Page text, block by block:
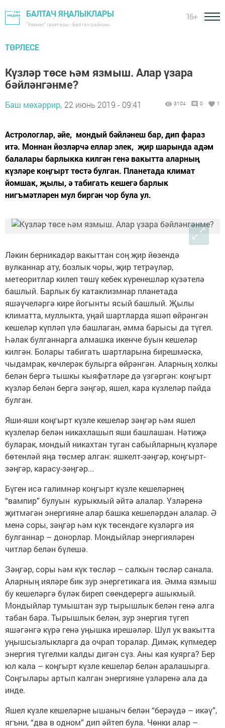
БАЛТАЧ ЯҢАЛЫКЛАРЫ
"Хезмәт" газетасы - Балтач районы
16+
ТӨРЛЕСЕ
Күзләр төсе һәм язмыш. Алар үзара
бәйләнгәнме?
Баш мөхәррир, 22 июнь 2019 - 09:41 3104 0 1
Астрологлар, әйе, мондый бәйләнеш бар, дип фараз
итә. Моннан йөзләрчә еллар элек, җир шарында адәм
балалары барлыкка килгән генә вакытта аларның
күзләре коңгырт төстә булган. Планетада климат
йомшак, җылы, ә табигать кешегә барлык
нигъмәтләрен мул биргән чор була ул.
Ләкин берникадәр вакыттан соң җир йөзендә
вулканнар ату, бозлык чоры, җир тетрәүләр,
метеоритлар килеп төшү кебек күренешләр күзәтелә
башлый. Барлык бу катаклизмнар планетада
яшәүчеләргә кире йогынты ясый башлый. Җылы
климатта, муллыкта, уңай шартларда яшәп өйрәнгән
кешеләр күпләп үлә башлаган, әмма барысы да түгел.
Һәлак булганнарга алмашка икенче буын кешеләр
килгән. Болары табигать шартларына бирешмәскә,
чыдамрак, көчлерәк булырга өйрәнгән. Аларның холкы
белән бергә тышкы кыяфәтләре дә үзгәргән: коңгырт
күзләр белән бергә зәңгәр, яшел, кара күзлеләр пәйда
булган.
Яши-яши коңгырт күзле кешеләр зәңгәр һәм яшел
күзлеләр белән никахлашып яши башлашан. Нәтиҗә
буларак, мондый никахтан туган сабыйларның күзләре
бөтенләй яңа төсмер алган: яшкелт-зәңгәр, коңгырт-
зәңгәр, карасу-зәңгәр...
Бүген исә галимнәр коңгырт күзле кешеләрнең
“вампир” булуын курыкмый әйтә алалар. Үзләренә
җитмәгән энергияне алар башка кешеләрдән алалар. Ә
менә соры, зәңгәр һәм күк төсендәге күзләргә ия
булганнар – донорлар. Мондыйлар энергияләрен
читләр белән бүлешә.
Зәңгәр, соры һәм күк төсләр – салкын төсләр санала.
Аларның ияләре бик зур энергетикага ия. Әмма язмыш
бу кешеләргә бүләк биреп сөендерергә ашыкмый.
Мондыйлар тумыштан зур тырышлык белән генә алга
табан бара. Тырышлык белән, зур энергия түгеп
яшәгәнгә күрә генә уңышка ирешәләр. Шул ук вакытта
уңышсызлыкларга да очрап торалар. Димәк, күпмедер
энергия түгелми калды дигән сүз. Аны кая куярга? Бер
юл кала – коңгырт күзле кешеләр белән аралашырга.
Соңгылары артып калган энергияне үзләренә ала да
инде.
Яшел күзле кешеләрне ышаныч белән “берәүдә – икәү”,
ягъни, “два в одном” дип әйтеп була. Чөнки алар –